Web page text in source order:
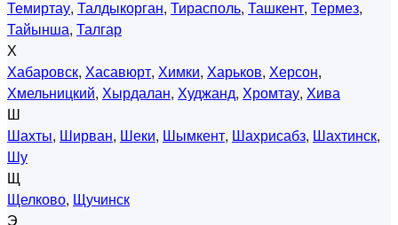
Темиртау, Талдыкорган, Тирасполь, Ташкент, Термез,
Тайынша, Талгар
Х
Хабаровск, Хасавюрт, Химки, Харьков, Херсон,
Хмельницкий, Хырдалан, Худжанд, Хромтау, Хива
Ш
Шахты, Ширван, Шеки, Шымкент, Шахрисабз, Шахтинск,
Шу
Щ
Щелково, Щучинск
Э